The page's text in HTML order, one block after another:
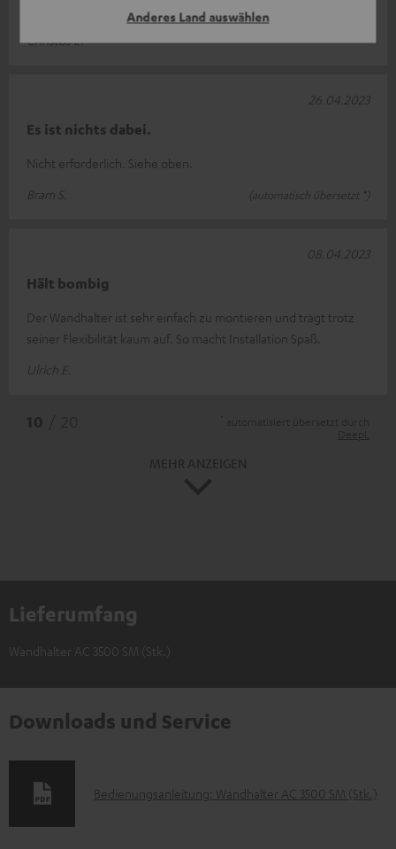
Anderes Land auswählen
Einfach und praktisch
Christos L.
Es ist nichts dabei.
Nicht erforderlich. Siehe oben.
Bram S.
(automatisch übersetzt *)
26.04.2023
Hält bombig
Der Wandhalter ist sehr einfach zu montieren und trägt trotz
seiner Flexibilität kaum auf. So macht Installation Spaß.
Ulrich E.
08.04.2023
Lieferumfang
Wandhalter AC 3500 SM (Stk.)
Downloads und Service
D
Bedienungsanleitung: Wandhalter AC 3500 SM (Stk.)